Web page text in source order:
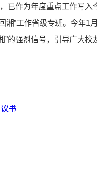
作为年度重点工作写入
湘”工作省级专班。今年
”的强烈信号，引导广大
书